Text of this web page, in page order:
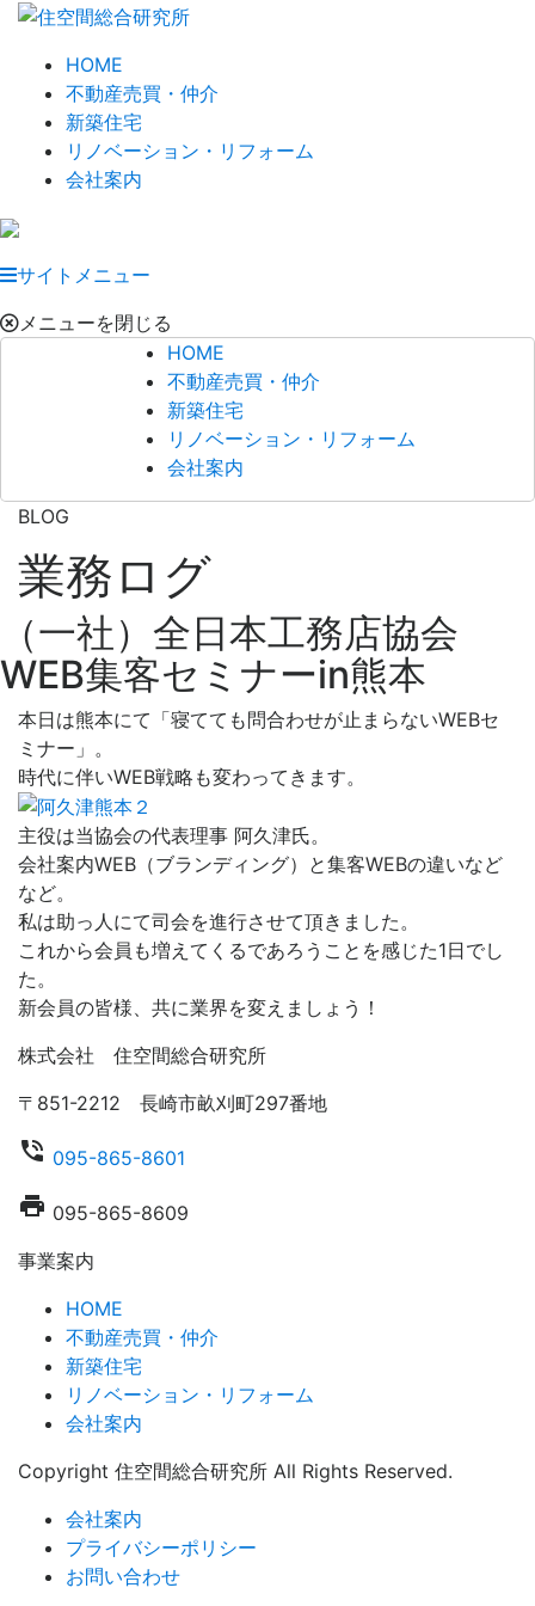
HOME
不動産売買・仲介
新築住宅
リノベーション・リフォーム
会社案内
サイトメニュー
メニューを閉じる
HOME
不動産売買・仲介
新築住宅
リノベーション・リフォーム
会社案内
BLOG
業務ログ
（一社）全日本工務店協会
WEB集客セミナーin熊本
本日は熊本にて「寝てても問合わせが止まらないWEBセ
ミナー」。
時代に伴いWEB戦略も変わってきます。
主役は当協会の代表理事 阿久津氏。
会社案内WEB（ブランディング）と集客WEBの違いなど
など。
私は助っ人にて司会を進行させて頂きました。
これから会員も増えてくるであろうことを感じた1日でし
た。
新会員の皆様、共に業界を変えましょう！
株式会社 住空間総合研究所
〒851-2212 長崎市畝刈町297番地
phone_in_talk 095-865-8601
local_printshop 095-865-8609
事業案内
HOME
不動産売買・仲介
新築住宅
リノベーション・リフォーム
会社案内
Copyright 住空間総合研究所 All Rights Reserved.
会社案内
プライバシーポリシー
お問い合わせ